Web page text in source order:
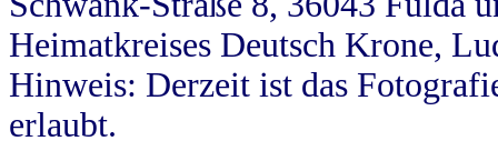
Heimatkreises Deutsch Krone,
Hinweis: Derzeit ist das
erlaubt.